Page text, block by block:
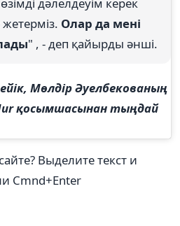
Олар да мені
" , - деп қайырды әнші.
Мөлдір Әуелбекованың
қосымшасынан тыңдай
Выделите текст и
Cmnd+Enter